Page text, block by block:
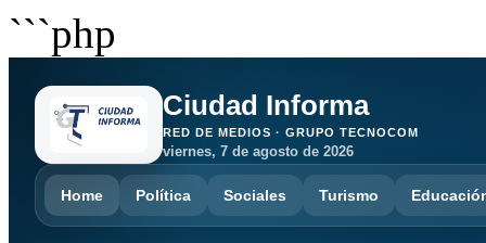
```php
Ciudad Informa
RED DE MEDIOS · GRUPO TECNOCOM
viernes, 7 de agosto de 2026
Home Política Sociales Turismo